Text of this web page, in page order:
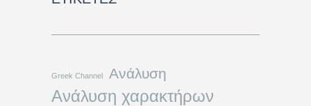
Greek Channel Ανάλυση
Ανάλυση χαρακτήρων